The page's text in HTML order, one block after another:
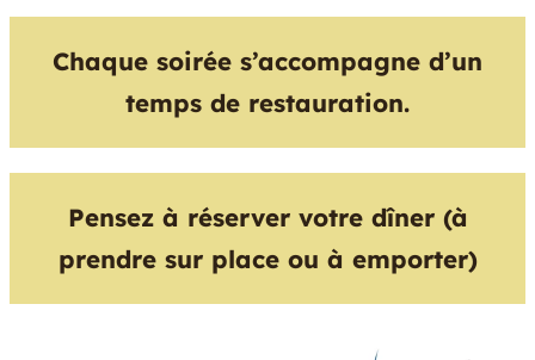
Chaque soirée s’accompagne d’un
temps de restauration.
Pensez à réserver votre dîner (à
prendre sur place ou à emporter)